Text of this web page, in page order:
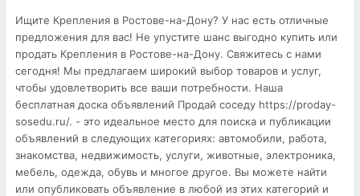
Ищите Крепления в Ростове-на-Дону? У нас есть отличные
предложения для вас! Не упустите шанс выгодно купить или
продать Крепления в Ростове-на-Дону. Свяжитесь с нами
сегодня! Мы предлагаем широкий выбор товаров и услуг,
чтобы удовлетворить все ваши потребности. Наша
бесплатная доска объявлений Продай соседу https://proday-
sosedu.ru/. - это идеальное место для поиска и публикации
объявлений в следующих категориях: автомобили, работа,
знакомства, недвижимость, услуги, животные, электроника,
мебель, одежда, обувь и многое другое. Вы можете найти
или опубликовать объявление в любой из этих категорий и